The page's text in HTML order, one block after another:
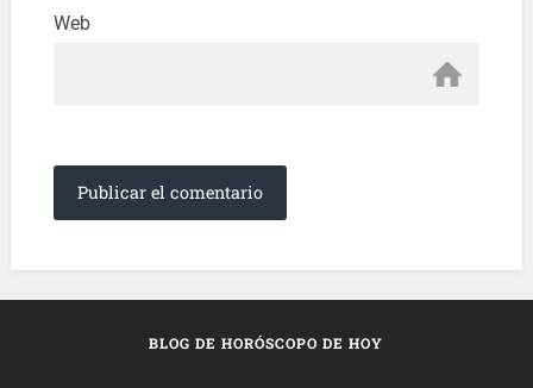
Web
BLOG DE HORÓSCOPO DE HOY